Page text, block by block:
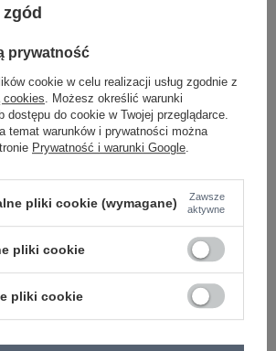
Jasnobeżowa skórzana spódnica z
koronką RUE PARIS
Zaloguj się i zobacz cenę
prywatność
cookie w celu realizacji usług zgodnie z
cookies . Możesz określić warunki
dostępu do cookie w Twojej przeglądarce.
temat warunków i prywatności można
Prywatność i warunki Google
pliki cookie (wymagane)
Zawsze
aktywne
pliki cookie
pliki cookie